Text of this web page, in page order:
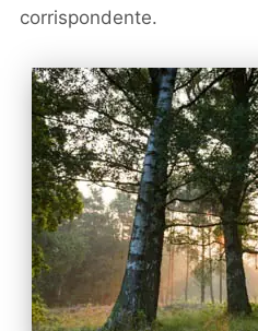
corrispondente.